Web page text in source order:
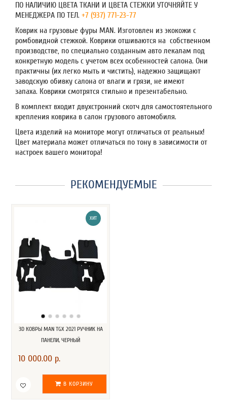
ПО НАЛИЧИЮ ЦВЕТА ТКАНИ И ЦВЕТА СТЕЖКИ УТОЧНЯЙТЕ У
МЕНЕДЖЕРА ПО ТЕЛ. +7 (937) 771-23-77
Коврик на грузовые фуры MAN. Изготовлен из экокожи с
ромбовидной стежкой. Коврики отшиваются на собственном
производстве, по специально созданным авто лекалам под
конкретную модель с учетом всех особенностей салона. Они
практичны (их легко мыть и чистить), надежно защищают
заводскую обивку салона от влаги и грязи, не имеют
запаха. Коврики смотрятся стильно и презентабельно.
В комплект входит двухстронний скотч для самостоятельного
крепления коврика в салон грузового автомобиля.
Цвета изделий на мониторе могут отличаться от реальных!
Цвет материала может отличаться по тону в зависимости от
настроек вашего монитора!
РЕКОМЕНДУЕМЫЕ
ХИТ
3D КОВРЫ MAN TGX 2021 РУЧНИК НА
ПАНЕЛИ, ЧЕРНЫЙ
10 000.00 р.
В КОРЗИНУ